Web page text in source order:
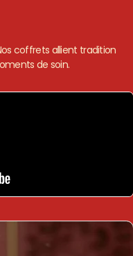
coffrets allient tradition
de soin.